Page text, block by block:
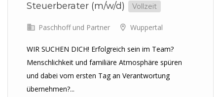
Steuerberater (m/w/d) Vollzeit
Paschhoff und Partner Wuppertal
WIR SUCHEN DICH! Erfolgreich sein im Team?
Menschlichkeit und familiäre Atmosphäre spüren
und dabei vom ersten Tag an Verantwortung
übernehmen?...